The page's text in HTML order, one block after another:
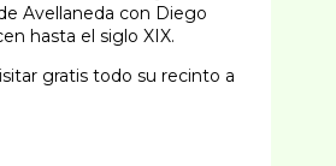
Avellaneda con Diego
hasta el siglo XIX.
gratis todo su recinto a